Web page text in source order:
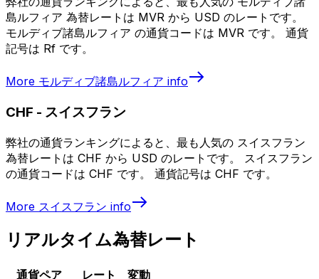
島ルフィア 為替レートは MVR から USD のレートです。
モルディブ諸島ルフィア の通貨コードは MVR です。 通貨
記号は Rf です。
More モルディブ諸島ルフィア info
CHF - スイスフラン
弊社の通貨ランキングによると、最も人気の スイスフラン
為替レートは CHF から USD のレートです。 スイスフラン
の通貨コードは CHF です。 通貨記号は CHF です。
More スイスフラン info
リアルタイム為替レート
通貨ペア レート
変動